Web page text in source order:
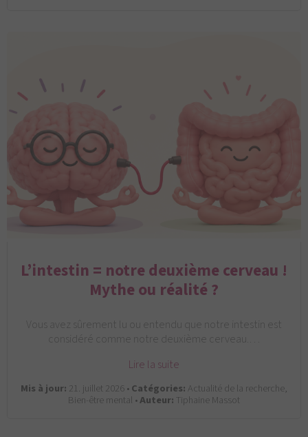
L’intestin = notre deuxième cerveau !
Mythe ou réalité ?
Vous avez sûrement lu ou entendu que notre intestin est
considéré comme notre deuxième cerveau.…
Lire la suite
Mis à jour: 21. juillet 2026 •Catégories: Actualité de la recherche,
Bien-être mental •Auteur: Tiphaine Massot